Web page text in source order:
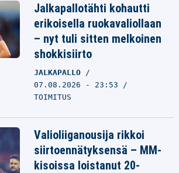
Jalkapallotähti kohautti
erikoisella ruokavaliollaan
– nyt tuli sitten melkoinen
shokkisiirto
JALKAPALLO
07.08.2026 - 23:53
TOIMITUS
Valioliiganousija rikkoi
siirtoennätyksensä – MM-
kisoissa loistanut 20-